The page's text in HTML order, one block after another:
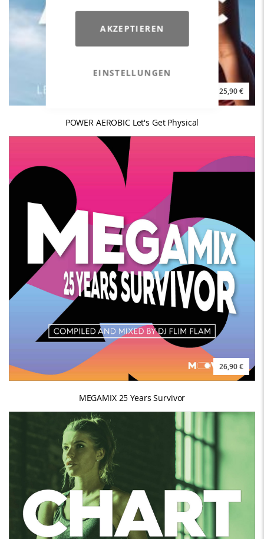
AKZEPTIEREN
EINSTELLUNGEN
25,90 €
POWER AEROBIC Let's Get Physical
26,90 €
MEGAMIX 25 Years Survivor